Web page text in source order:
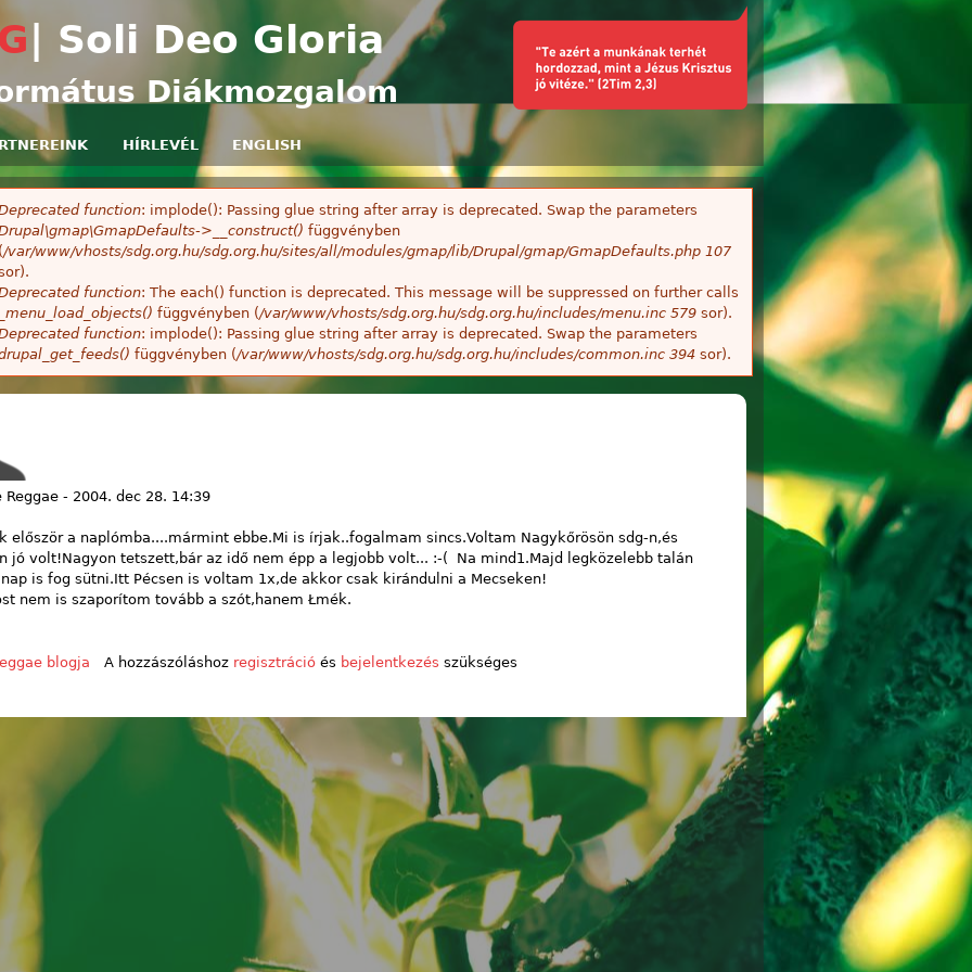
| Soli Deo Gloria
Diákmozgalom
HÍRLEVÉL ENGLISH
function: implode(): Passing glue string after array is deprecated. Swap the parameters
>__construct() függvényben
(/var/www/vhosts/sdg.org.hu/sdg.org.hu/sites/all/modules/gmap/lib/Drupal/gmap/GmapDefaults.php 107
function: The each() function is deprecated. This message will be suppressed on further calls
_menu_load_objects() függvényben (/var/www/vhosts/sdg.org.hu/sdg.org.hu/includes/menu.inc 579 sor).
function: implode(): Passing glue string after array is deprecated. Swap the parameters
függvényben (/var/www/vhosts/sdg.org.hu/sdg.org.hu/includes/common.inc 394 sor).
Reggae - 2004. dec 28. 14:39
először a naplómba....mármint ebbe.Mi is írjak..fogalmam sincs.Voltam Nagykőrösön sdg-n,és
jó volt!Nagyon tetszett,bár az idő nem épp a legjobb volt... :-( Na mind1.Majd legközelebb talán
is fog sütni.Itt Pécsen is voltam 1x,de akkor csak kirándulni a Mecseken!
nem is szaporítom tovább a szót,hanem Łmék.
blogja A hozzászóláshoz regisztrációés bejelentkezés szükséges